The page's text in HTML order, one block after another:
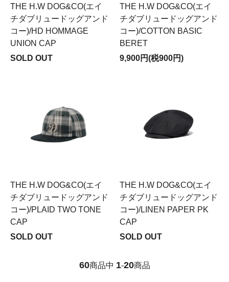
THE H.W DOG&CO(エイ
チダブリュードッグアンド
コー)/HD HOMMAGE
UNION CAP
SOLD OUT
THE H.W DOG&CO(エイ
チダブリュードッグアンド
コー)/COTTON BASIC
BERET
9,900円(税900円)
THE H.W DOG&CO(エイ
チダブリュードッグアンド
コー)/PLAID TWO TONE
CAP
SOLD OUT
THE H.W DOG&CO(エイ
チダブリュードッグアンド
コー)/LINEN PAPER PK
CAP
SOLD OUT
60商品中 1-20商品